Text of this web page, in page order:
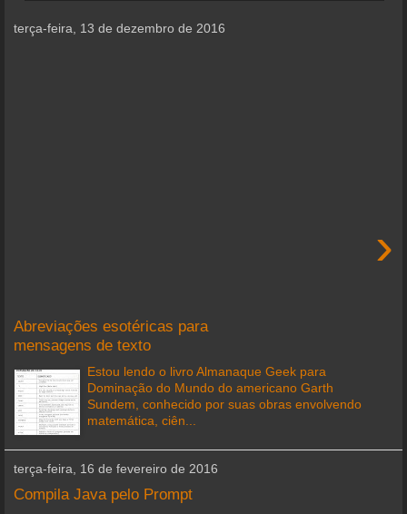
terça-feira, 13 de dezembro de 2016
Abreviações esotéricas para
mensagens de texto
›
Estou lendo o livro Almanaque Geek para
Dominação do Mundo do americano Garth
Sundem, conhecido por suas obras envolvendo
matemática, ciên...
terça-feira, 16 de fevereiro de 2016
Compila Java pelo Prompt